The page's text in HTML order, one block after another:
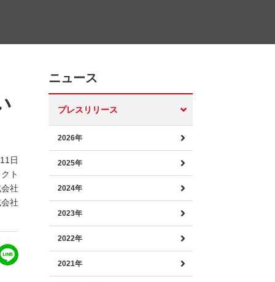
日
ト
社
社
ニュース
プレスリリース
2026年
2025年
2024年
2023年
2022年
2021年